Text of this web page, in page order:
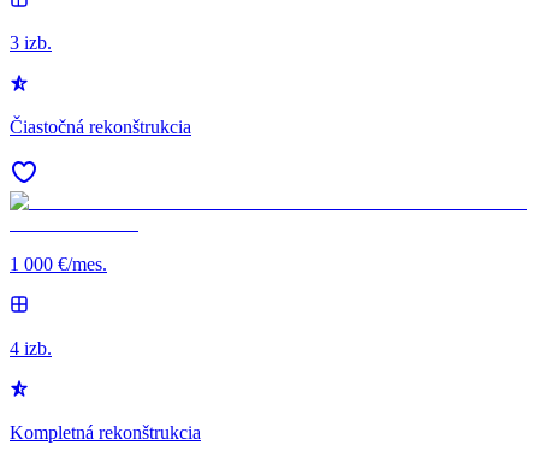
3 izb.
Čiastočná rekonštrukcia
1 000 €/mes.
4 izb.
Kompletná rekonštrukcia